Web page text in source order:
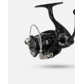
saubere Wahl.
greift zu 4000er
kräftigeres
Schnurreserve
5000 und
für Meeresangeln